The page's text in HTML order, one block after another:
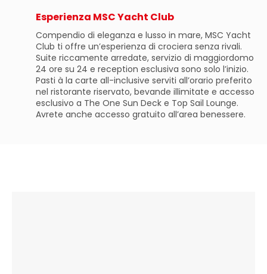
Esperienza MSC Yacht Club
Compendio di eleganza e lusso in mare, MSC Yacht
Club ti offre un’esperienza di crociera senza rivali.
Suite riccamente arredate, servizio di maggiordomo
24 ore su 24 e reception esclusiva sono solo l’inizio.
Pasti à la carte all-inclusive serviti all’orario preferito
nel ristorante riservato, bevande illimitate e accesso
esclusivo a The One Sun Deck e Top Sail Lounge.
Avrete anche accesso gratuito all’area benessere.